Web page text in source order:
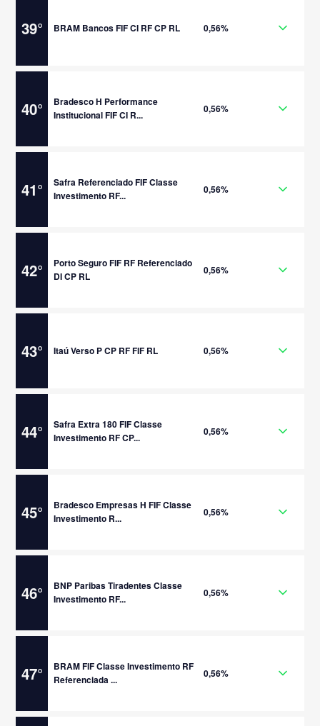
39° BRAM Bancos FIF CI RF CP RL 0,56%
40°
Bradesco H Performance
Institucional FIF CI R...
0,56%
41°
Safra Referenciado FIF Classe
Investimento RF...
0,56%
42°
Porto Seguro FIF RF Referenciado
DI CP RL
0,56%
43° Itaú Verso P CP RF FIF RL 0,56%
44°
Safra Extra 180 FIF Classe
Investimento RF CP...
0,56%
45°
Bradesco Empresas H FIF Classe
Investimento R...
0,56%
46°
BNP Paribas Tiradentes Classe
Investimento RF...
0,56%
47°
BRAM FIF Classe Investimento RF
Referenciada ...
0,56%